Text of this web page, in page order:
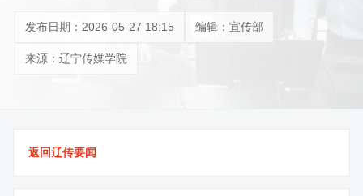
发布日期：2026-05-27 18:15 编辑：宣传部
来源：辽宁传媒学院
返回辽传要闻